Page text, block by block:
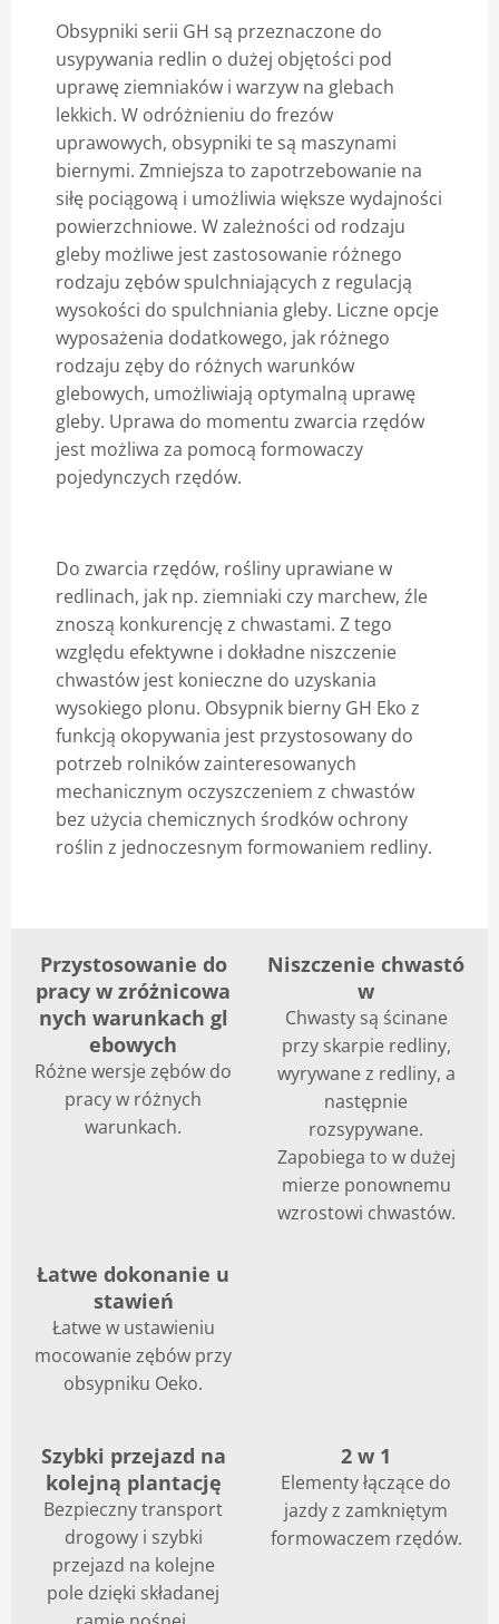
Obsypniki serii GH są przeznaczone do
usypywania redlin o dużej objętości pod
uprawę ziemniaków i warzyw na glebach
lekkich. W odróżnieniu do frezów
uprawowych, obsypniki te są maszynami
biernymi. Zmniejsza to zapotrzebowanie na
siłę pociągową i umożliwia większe wydajności
powierzchniowe. W zależności od rodzaju
gleby możliwe jest zastosowanie różnego
rodzaju zębów spulchniających z regulacją
wysokości do spulchniania gleby. Liczne opcje
wyposażenia dodatkowego, jak różnego
rodzaju zęby do różnych warunków
glebowych, umożliwiają optymalną uprawę
gleby. Uprawa do momentu zwarcia rzędów
jest możliwa za pomocą formowaczy
pojedynczych rzędów.
Do zwarcia rzędów, rośliny uprawiane w
redlinach, jak np. ziemniaki czy marchew, źle
znoszą konkurencję z chwastami. Z tego
względu efektywne i dokładne niszczenie
chwastów jest konieczne do uzyskania
wysokiego plonu. Obsypnik bierny GH Eko z
funkcją okopywania jest przystosowany do
potrzeb rolników zainteresowanych
mechanicznym oczyszczeniem z chwastów
bez użycia chemicznych środków ochrony
roślin z jednoczesnym formowaniem redliny.
Przystosowanie do
pracy w zróżnicowa
nych warunkach gl
ebowych
Różne wersje zębów do
pracy w różnych
warunkach.
Niszczenie chwastó
w
Chwasty są ścinane
przy skarpie redliny,
wyrywane z redliny, a
następnie
rozsypywane.
Zapobiega to w dużej
mierze ponownemu
wzrostowi chwastów.
Łatwe dokonanie u
stawień
Łatwe w ustawieniu
mocowanie zębów przy
obsypniku Oeko.
Szybki przejazd na
kolejną plantację
Bezpieczny transport
drogowy i szybki
przejazd na kolejne
pole dzięki składanej
2 w 1
Elementy łączące do
jazdy z zamkniętym
formowaczem rzędów.